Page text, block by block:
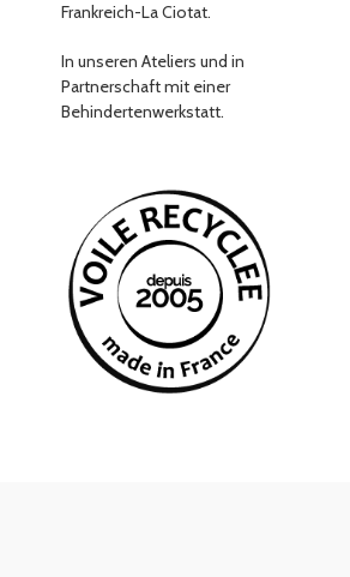
Frankreich-La Ciotat.
In unseren Ateliers und in
Partnerschaft mit einer
Behindertenwerkstatt.